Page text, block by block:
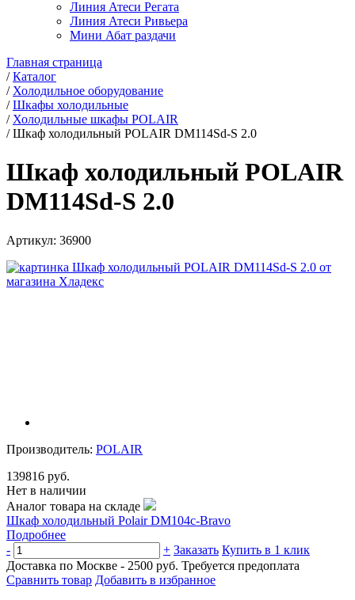
Линия Атеси Регата
Линия Атеси Ривьера
Мини Абат раздачи
Главная страница
/Каталог
/ Холодильное оборудование
/Шкафы холодильные
/ Холодильные шкафы POLAIR
/Шкаф холодильный POLAIR DM114Sd-S 2.0
Шкаф холодильный POLAIR
DM114Sd-S 2.0
Артикул: 36900
Производитель: POLAIR
139816 руб.
Нет в наличии
Аналог товара на складе
Шкаф холодильный Polair DM104c-Bravo
Подробнее
-
+ Заказать Купить в 1 клик
Доставка по Москве - 2500 руб. Требуется предоплата
Сравнить товар Добавить в избранное